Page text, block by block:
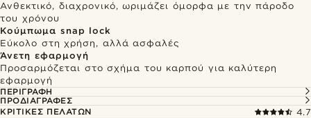
Ανθεκτικό, διαχρονικό, ωριμάζει όμορφα με την πάροδο
του χρόνου
Κούμπωμα snap lock
Εύκολο στη χρήση, αλλά ασφαλές
Άνετη εφαρμογή
Προσαρμόζεται στο σχήμα του καρπού για καλύτερη
εφαρμογή
ΠΕΡΙΓΡΑΦΉ
ΠΡΟΔΙΑΓΡΑΦΈΣ
ΚΡΙΤΙΚΈΣ ΠΕΛΑΤΏΝ
4.7